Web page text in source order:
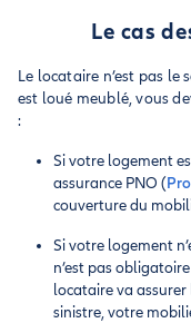
Le cas
Le locataire n’est pas le
est loué meublé, vous
:
Si votre logement
assurance PNO (
couverture du
Si votre logement
n’est pas
locataire va assurer
sinistre, votre